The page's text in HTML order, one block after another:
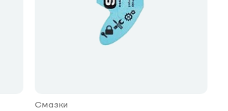
Смазки